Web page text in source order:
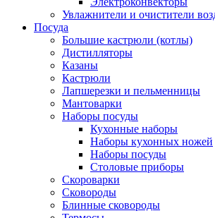
Увлажнители и очистители
Посуда
Большие кастрюли (котлы)
Дистилляторы
Казаны
Кастрюли
Лапшерезки и пельменницы
Мантоварки
Наборы посуды
Кухонные наборы
Наборы кухонных ножей
Наборы посуды
Столовые приборы
Скороварки
Сковороды
Блинные сковороды